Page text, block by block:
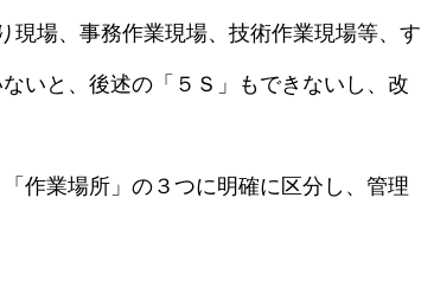
現場、事務作業現場、技術作業現場等、す
いと、後述の「５Ｓ」もできないし、改
作業場所」の３つに明確に区分し、管理